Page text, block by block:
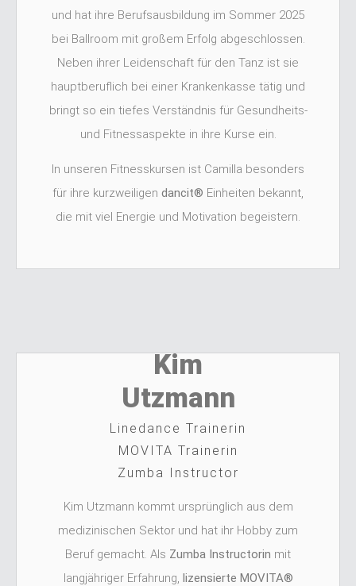
und hat ihre Berufsausbildung im Sommer 2025
bei Ballroom mit großem Erfolg abgeschlossen.
Neben ihrer Leidenschaft für den Tanz ist sie
hauptberuflich bei einer Krankenkasse tätig und
bringt so ein tiefes Verständnis für Gesundheits-
und Fitnessaspekte in ihre Kurse ein.
In unseren Fitnesskursen ist Camilla besonders
für ihre kurzweiligen dancit® Einheiten bekannt,
die mit viel Energie und Motivation begeistern.
Kim
Utzmann
Linedance Trainerin
MOVITA Trainerin
Zumba Instructor
Kim Utzmann kommt ursprünglich aus dem
medizinischen Sektor und hat ihr Hobby zum
Beruf gemacht. Als Zumba Instructorin mit
langjähriger Erfahrung, lizensierte MOVITA®